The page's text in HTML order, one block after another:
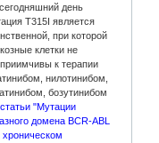
день
T315I является
при которой
клетки не
к терапии
нилотинибом,
бозутинибом
"Мутации
домена BCR-ABL
хроническом